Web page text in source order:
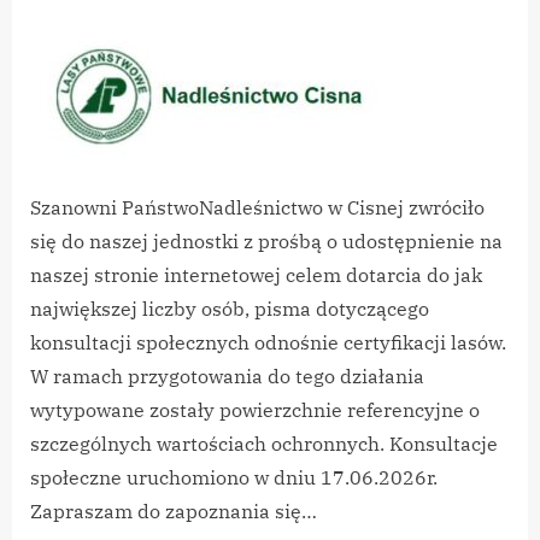
Certyfikacja
Szanowni PaństwoNadleśnictwo w Cisnej zwróciło
się do naszej jednostki z prośbą o udostępnienie na
naszej stronie internetowej celem dotarcia do jak
największej liczby osób, pisma dotyczącego
konsultacji społecznych odnośnie certyfikacji lasów.
W ramach przygotowania do tego działania
wytypowane zostały powierzchnie referencyjne o
szczególnych wartościach ochronnych. Konsultacje
społeczne uruchomiono w dniu 17.06.2026r.
Zapraszam do zapoznania się…